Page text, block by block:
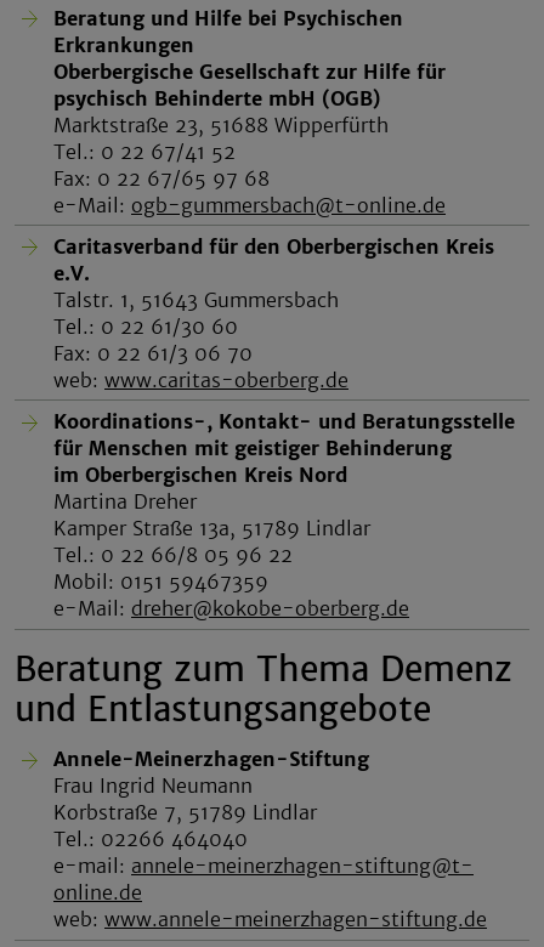
Beratung und Hilfe bei Psychischen
Erkrankungen
Oberbergische Gesellschaft zur Hilfe für
psychisch Behinderte mbH (OGB)
Marktstraße 23, 51688 Wipperfürth
Tel.: 0 22 67/41 52
Fax: 0 22 67/65 97 68
e-Mail: ogb-gummersbach@t-online.de
Caritasverband für den Oberbergischen Kreis
e.V.
Talstr. 1, 51643 Gummersbach
Tel.: 0 22 61/30 60
Fax: 0 22 61/3 06 70
web: www.caritas-oberberg.de
Koordinations-, Kontakt- und Beratungsstelle
für Menschen mit geistiger Behinderung
im Oberbergischen Kreis Nord
Martina Dreher
Kamper Straße 13a, 51789 Lindlar
Tel.: 0 22 66/8 05 96 22
Mobil: 0151 59467359
e-Mail: dreher@kokobe-oberberg.de
Beratung zum Thema Demenz
und Entlastungsangebote
Annele-Meinerzhagen-Stiftung
Frau Ingrid Neumann
Korbstraße 7, 51789 Lindlar
Tel.: 02266 464040
e-mail: annele-meinerzhagen-stiftung@t-
online.de
web: www.annele-meinerzhagen-stiftung.de